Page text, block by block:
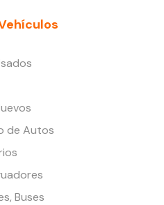
de Autos
Buses